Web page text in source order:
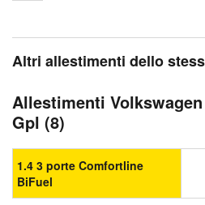
Altri allestimenti dello
Allestimenti Volkswagen
Gpl (8)
1.4 3 porte Comfortline
BiFuel